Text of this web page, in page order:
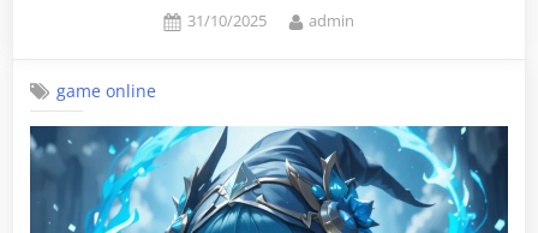
Posted
31/10/2025 By
admin
game online